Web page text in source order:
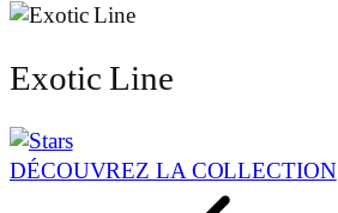
Exotic Line
DÉCOUVREZ LA COLLECTION